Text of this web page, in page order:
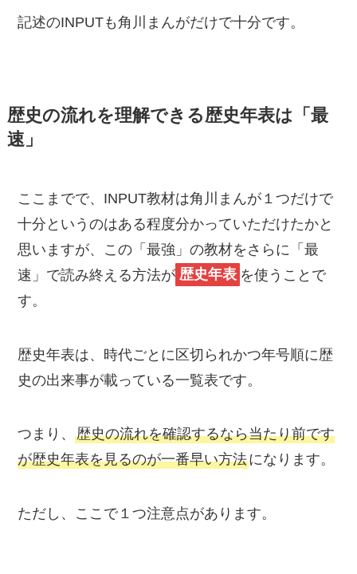
記述のINPUTも角川まんがだけで十分です。
歴史の流れを理解できる歴史年表は「最
速」
ここまでで、INPUT教材は角川まんが１つだけで
十分というのはある程度分かっていただけたかと
思いますが、この「最強」の教材をさらに「最
速」で読み終える方法が 歴史年表 を使うことで
す。
歴史年表は、時代ごとに区切られかつ年号順に歴
史の出来事が載っている一覧表です。
つまり、歴史の流れを確認するなら当たり前です
が歴史年表を見るのが一番早い方法になります。
ただし、ここで１つ注意点があります。